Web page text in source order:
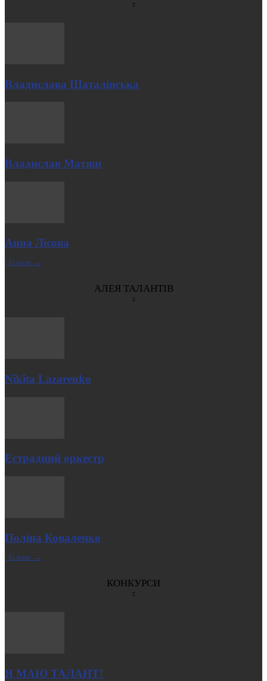
Владислава Шаталінська
Владислав Матяш
Анна Лісова
| Більше →
АЛЕЯ ТАЛАНТІВ
Nikita Lazarenko
Естрадний оркестр
Поліна Коваленко
| Більше →
КОНКУРСИ
Я МАЮ ТАЛАНТ!